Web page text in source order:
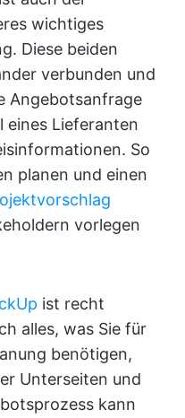
wichtiges
Diese beiden
verbunden und
Angebotsanfrage
eines Lieferanten
So
planen und einen
vorlegen
ist recht
alles, was Sie für
benötigen,
Unterseiten und
kann